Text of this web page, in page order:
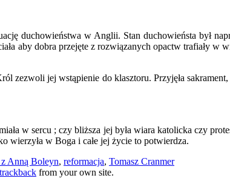
duchowieństwa w Anglii. Stan duchowieństa był
aby dobra przejęte z rozwiązanych opactw trafiały w
jej wstąpienie do klasztoru. Przyjęła sakrament,
w sercu ; czy bliższa jej była wiara katolicka czy
wierzyła w Boga i całe jej życie to potwierdza.
Anną Boleyn, reformacja, Tomasz Cranmer
trackback from your own site.